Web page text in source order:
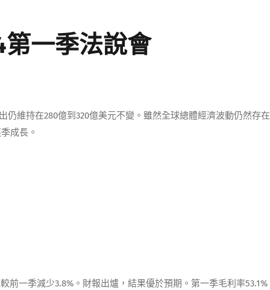
一季法說會
仍維持在280億到320億美元不變。雖然全球總體經濟波動仍然存
成長。
前一季減少3.8%。財報出爐，結果優於預期。第一季毛利率53.1%